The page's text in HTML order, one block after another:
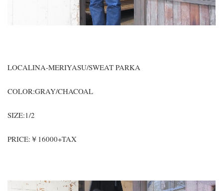
LOCALINA-MERIYASU/SWEAT PARKA
COLOR:GRAY/CHACOAL
SIZE:1/2
PRICE:￥16000+TAX